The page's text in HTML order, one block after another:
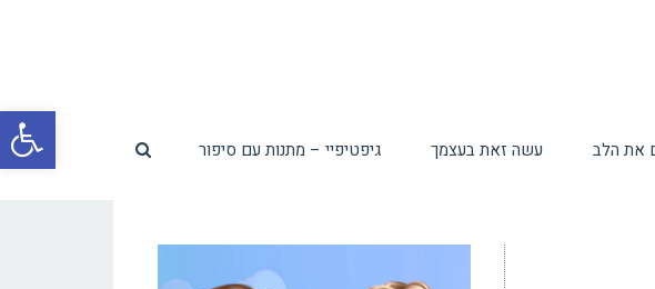
את הלב עשה זאת בעצמך גיפטיפיי – מתנות עם סיפור